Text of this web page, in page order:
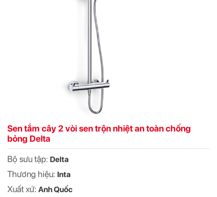
Sen tắm cây 2 vòi sen trộn nhiệt an toàn chống
bỏng Delta
Bộ sưu tập: Delta
Thương hiệu: Inta
Xuất xứ: Anh Quốc